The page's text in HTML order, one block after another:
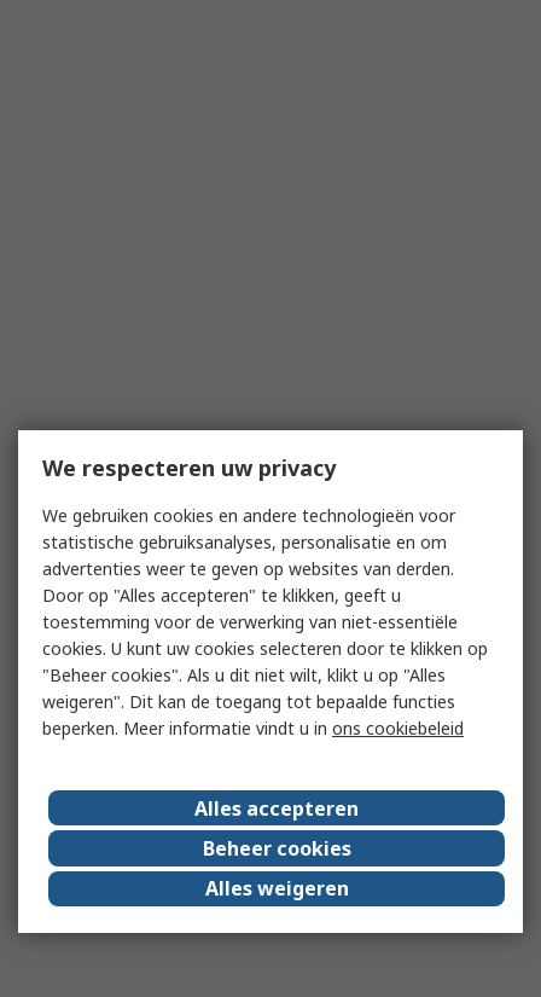
We respecteren uw privacy
We gebruiken cookies en andere technologieën voor
statistische gebruiksanalyses, personalisatie en om
advertenties weer te geven op websites van derden.
Door op "Alles accepteren" te klikken, geeft u
toestemming voor de verwerking van niet-essentiële
cookies. U kunt uw cookies selecteren door te klikken op
"Beheer cookies". Als u dit niet wilt, klikt u op "Alles
weigeren". Dit kan de toegang tot bepaalde functies
beperken. Meer informatie vindt u in ons cookiebeleid
Alles accepteren
Beheer cookies
Alles weigeren